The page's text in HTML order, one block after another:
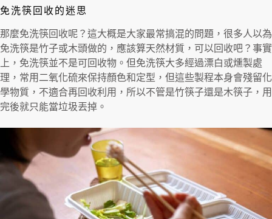
免洗筷回收的迷思
那麼免洗筷回收呢？這大概是大家最常搞混的問題，很多人以為
免洗筷是竹子或木頭做的，應該算天然材質，可以回收吧？事實
上，免洗筷並不是可回收物。但免洗筷大多經過漂白或燻製處
理，常用二氧化硫來保持顏色和定型，但這些製程本身會殘留化
學物質，不適合再回收利用，所以不管是竹筷子還是木筷子，用
完後就只能當垃圾丟掉。